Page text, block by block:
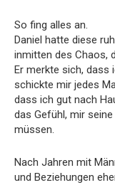
So fing alles an.
Daniel hatte diese
inmitten des Chaos,
Er merkte sich, dass
schickte mir jedes
dass ich gut nach
das Gefühl, mir
müssen.
Nach Jahren mit
und Beziehungen